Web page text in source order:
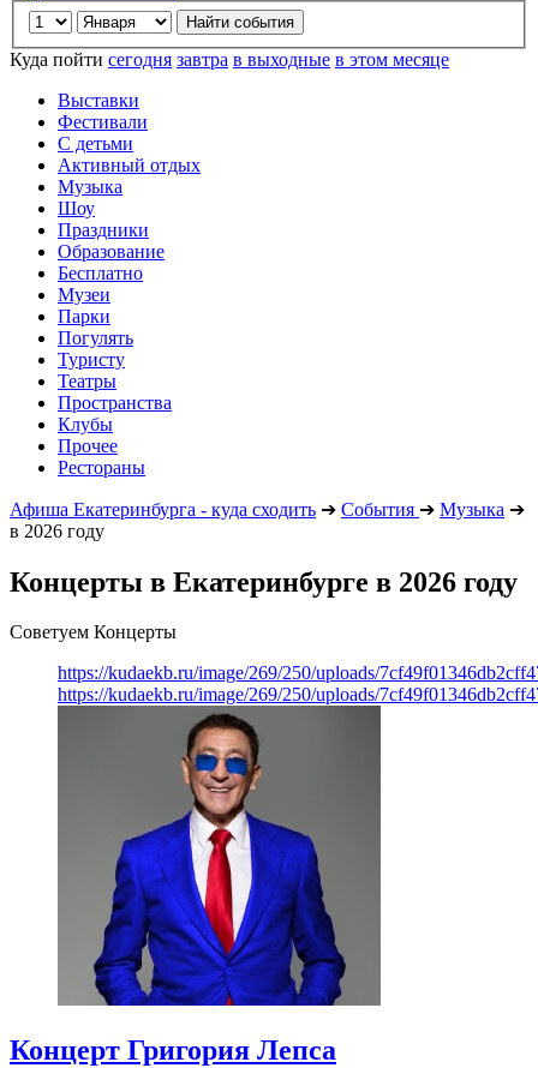
Куда пойти сегодня завтра в выходные в этом месяце
Выставки
Фестивали
С детьми
Активный отдых
Музыка
Шоу
Праздники
Образование
Бесплатно
Музеи
Парки
Погулять
Туристу
Театры
Пространства
Клубы
Прочее
Рестораны
Афиша Екатеринбурга - куда сходить ➔ События ➔ Музыка ➔
в 2026 году
Концерты в Екатеринбурге в 2026 году
Советуем Концерты
https://kudaekb.ru/image/269/250/uploads/
https://kudaekb.ru/image/269/250/uploads/
Концерт Григория Лепса